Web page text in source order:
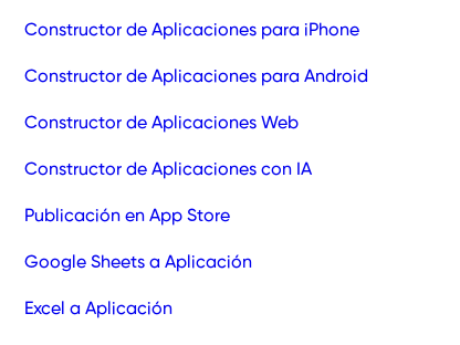
Constructor de Aplicaciones para iPhone
Constructor de Aplicaciones para Android
Constructor de Aplicaciones Web
Constructor de Aplicaciones con IA
Publicación en App Store
Google Sheets a Aplicación
Excel a Aplicación